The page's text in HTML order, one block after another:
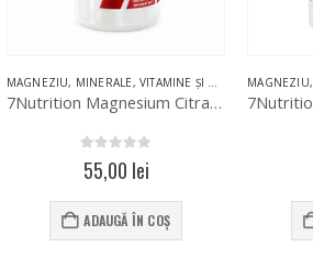
MAGNEZIU, MINERALE, VITAMINE ȘI MINERALE
7Nutrition Magnesium Citrate + B6 120 Vege Caps
0out of 5
55,00 lei
ADAUGĂ ÎN COȘ
MAGNEZIU,